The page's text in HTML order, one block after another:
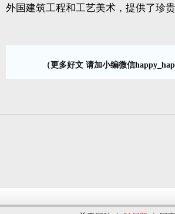
外国建筑工程和工艺美术，提供了珍贵
（更多好文 请加小编微信